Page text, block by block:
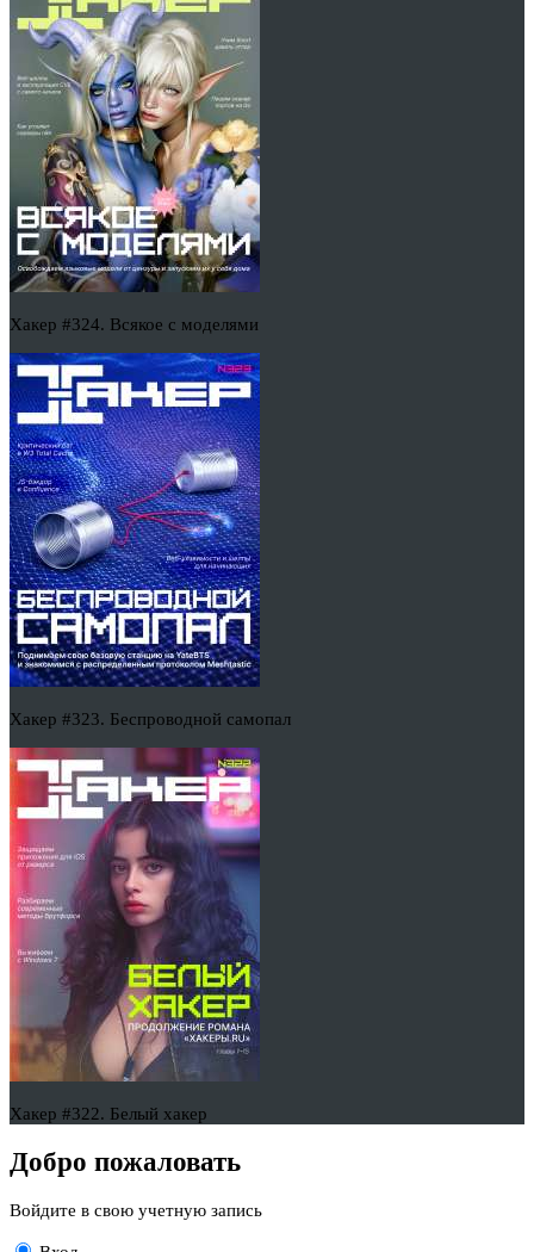
Хакер #324. Всякое с моделями
Хакер #323. Беспроводной самопал
Хакер #322. Белый хакер
Добро пожаловать
Войдите в свою учетную запись